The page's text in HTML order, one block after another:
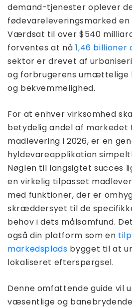
demand-tjenester oplever
fødevareleveringsmarked
Værdsat til over $540
forventes at nå1,46 billioner
sektor er drevet af
og forbrugerens umættelige
og bekvemmelighed.
For at enhver virksomhed
betydelig andel af markedet
madlevering i 2026, er en
hyldevareapplikation
Nøglen til langsigtet succes
en virkelig tilpasset
med funktioner, der er
skræddersyet til de
behov i dets målsamfund.
også din platform som en
markedsplads bygget til at
lokaliseret efterspørgsel.
Denne omfattende guide vil
væsentlige og